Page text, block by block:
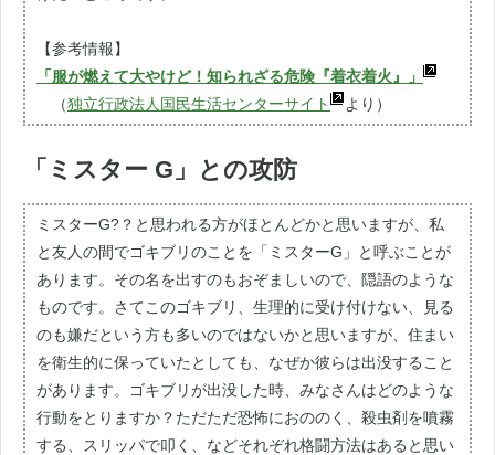
【参考情報】
「服が燃えて大やけど！知られざる危険『着衣着火』」
（独立行政法人国民生活センターサイト より）
「ミスター G」との攻防
ミスターG?？と思われる方がほとんどかと思いますが、私
と友人の間でゴキブリのことを「ミスターG」と呼ぶことが
あります。その名を出すのもおぞましいので、隠語のような
ものです。さてこのゴキブリ、生理的に受け付けない、見る
のも嫌だという方も多いのではないかと思いますが、住まい
を衛生的に保っていたとしても、なぜか彼らは出没すること
があります。ゴキブリが出没した時、みなさんはどのような
行動をとりますか？ただただ恐怖におののく、殺虫剤を噴霧
する、スリッパで叩く、などそれぞれ格闘方法はあると思い